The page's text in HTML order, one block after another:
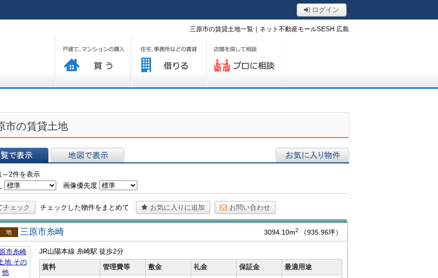
ログイン
三原市の賃貸土地一覧｜ネット不動産モールSESH 広島
市の賃貸土地
2件を表示
画像優先度
チェック チェックした物件をまとめて お気に入りに追加 お問い合わせ
土地
三原市糸崎 3094.10m2 （935.96坪）
JR山陽本線 糸崎駅 徒歩2分
賃料
管理費等 敷金 礼金 保証金 最適用途